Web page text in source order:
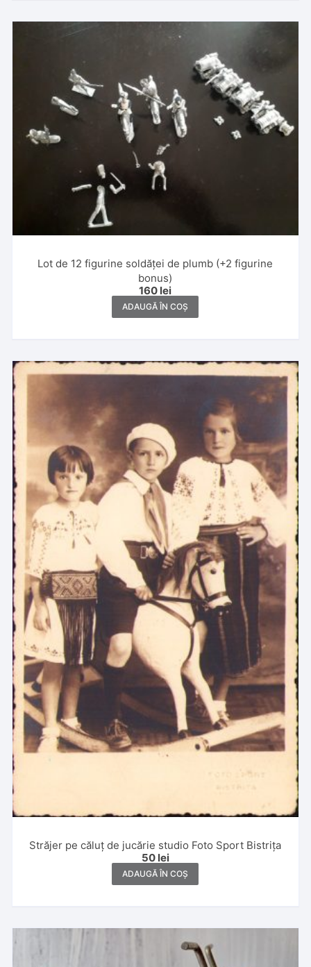
Lot de 12 figurine soldăței de plumb (+2 figurine
bonus)
160 lei
ADAUGĂ ÎN COȘ
Străjer pe căluț de jucărie studio Foto Sport Bistrița
50 lei
ADAUGĂ ÎN COȘ